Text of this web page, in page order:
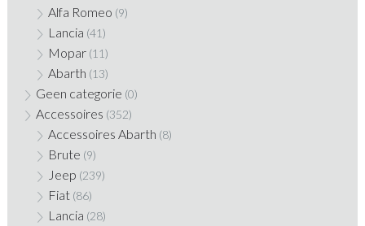
Alfa Romeo (9)
Lancia (41)
Mopar (11)
Abarth (13)
Geen categorie (0)
Accessoires (352)
Accessoires Abarth (8)
Brute (9)
Jeep (239)
Fiat (86)
Lancia (28)